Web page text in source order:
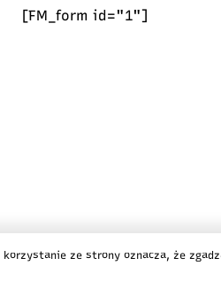
[FM_form id="1"]
Polityka prywatności
ze strony oznacza, że